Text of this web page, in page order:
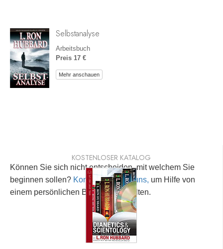
Selbstanalyse
Arbeitsbuch
Preis 17 €
Mehr anschauen
Können Sie sich nicht entscheiden, mit welchem Sie
beginnen sollen? Kontaktieren Sie uns, um Hilfe von
einem persönlichen Berater zu erhalten.
KOSTENLOSER KATALOG